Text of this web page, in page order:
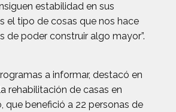
estabilidad en sus
el tipo de cosas que nos hace
de poder construir algo mayor”.
a informar, destacó en
rehabilitación de casas en
que benefició a 22 personas de